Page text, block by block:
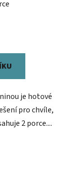
je hotové
pro chvíle,
2 porce....